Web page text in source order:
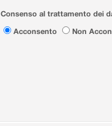
Consenso al trattamento dei
Acconsento
Non